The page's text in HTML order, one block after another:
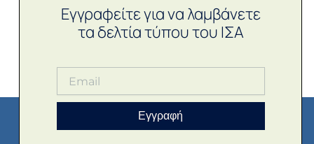
Εγγραφείτε για να λαμβάνετε
τα δελτία τύπου του ΙΣΑ
Εγγραφή